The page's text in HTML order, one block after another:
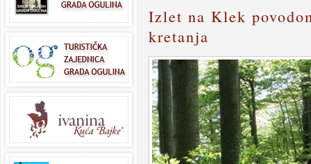
Izlet na Klek
kretanja